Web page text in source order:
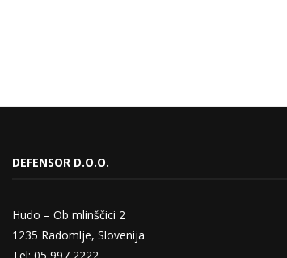
DEFENSOR D.O.O.
Hudo – Ob mlinščici 2
1235 Radomlje, Slovenija